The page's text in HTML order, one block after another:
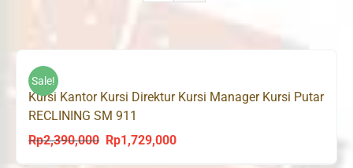
Sale!
Kursi Kantor Kursi Direktur Kursi Manager Kursi Putar
RECLINING SM 911
Rp2,390,000
Original
Rp1,729,000Current